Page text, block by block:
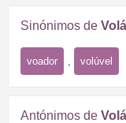
Sinónimos de
voador volúvel
Antónimos de